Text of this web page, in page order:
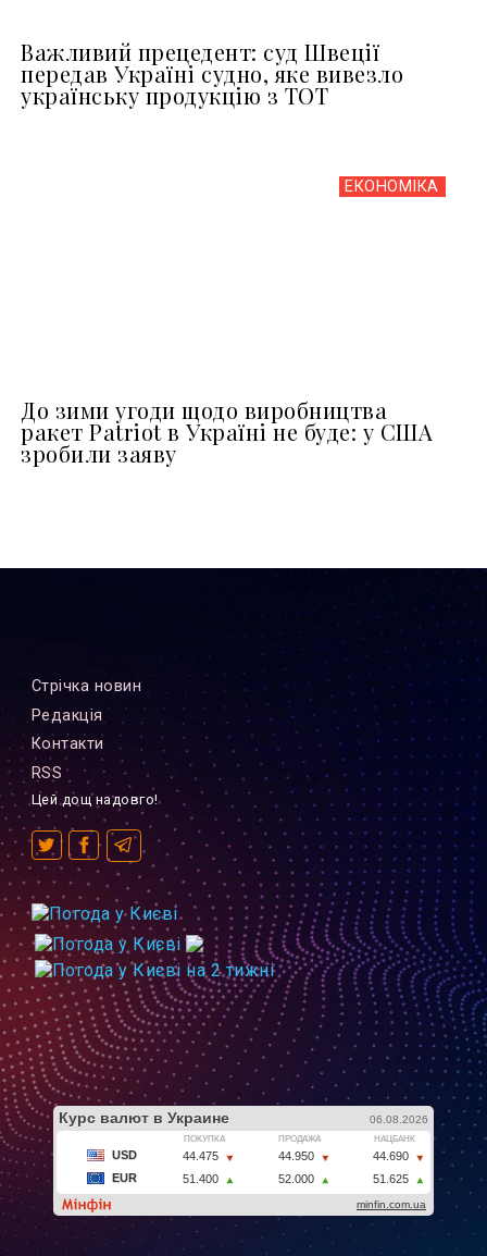
Важливий прецедент: суд Швеції
передав Україні судно, яке вивезло
українську продукцію з ТОТ
ЕКОНОМІКА
До зими угоди щодо виробництва
ракет Patriot в Україні не буде: у США
зробили заяву
Стрiчка новин
Редакцiя
Контакти
RSS
Цей дощ надовго!